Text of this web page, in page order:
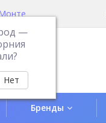
—
Бренды